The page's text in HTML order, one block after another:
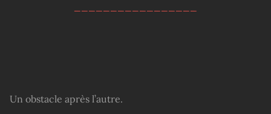
Un obstacle après l’autre.